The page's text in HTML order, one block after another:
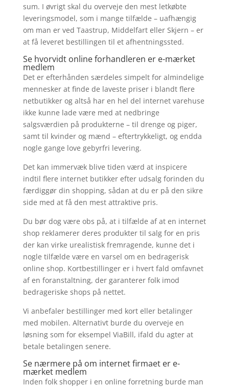
sum. I øvrigt skal du overveje den mest letkøbte
leveringsmodel, som i mange tilfælde – uafhængig
om man er ved Taastrup, Middelfart eller Skjern – er
at få leveret bestillingen til et afhentningssted.
Se hvorvidt online forhandleren er e-mærket
medlem
Det er efterhånden særdeles simpelt for almindelige
mennesker at finde de laveste priser i blandt flere
netbutikker og altså har en hel del internet varehuse
ikke kunne lade være med at nedbringe
salgsværdien på produkterne – til drenge og piger,
samt til kvinder og mænd – eftertrykkeligt, og endda
nogle gange love gebyrfri levering.
Det kan immervæk blive tiden værd at inspicere
indtil flere internet butikker efter udsalg forinden du
færdiggør din shopping, sådan at du er på den sikre
side med at få den mest attraktive pris.
Du bør dog være obs på, at i tilfælde af at en internet
shop reklamerer deres produkter til salg for en pris
der kan virke urealistisk fremragende, kunne det i
nogle tilfælde være en varsel om en bedragerisk
online shop. Kortbestillinger er i hvert fald omfavnet
af en foranstaltning, der garanterer folk imod
bedrageriske shops på nettet.
Vi anbefaler bestillinger med kort eller betalinger
med mobilen. Alternativt burde du overveje en
løsning som for eksempel ViaBill, ifald du agter at
betale betalingen senere.
Se nærmere på om internet firmaet er e-
mærket medlem
Inden folk shopper i en online forretning burde man